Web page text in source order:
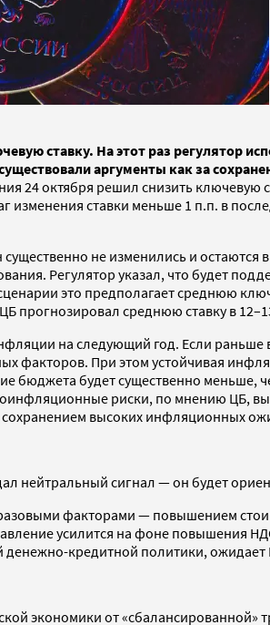
ставку. На этот раз регулятор
аргументы как за
24 октября решил снизить
изменения ставки меньше 1 п.п. в
не изменились и
Регулятор указал, что будет
это предполагает среднюю
прогнозировал среднюю ставку в
на следующий год. Если
факторов. При этом устойчивая
бюджета будет существенно
риски, по мнению ЦБ,
сохранением высоких
нейтральный сигнал — он будет
факторами — повышением
усилится на фоне повышения
кредитной политики, ожидает
экономики от «сбалансированной»